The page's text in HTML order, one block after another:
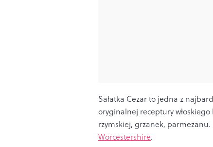
Sałatka Cezar to jedna z
oryginalnej receptury
rzymskiej, grzanek, parmezanu.
Worcestershire.